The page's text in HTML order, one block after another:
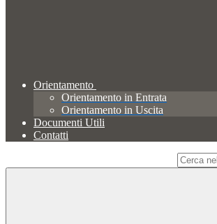
Orientamento
Orientamento in Entrata
Orientamento in Uscita
Documenti Utili
Contatti